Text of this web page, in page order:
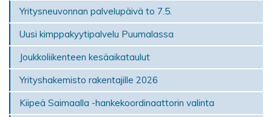
Yritysneuvonnan palvelupäivä to 7.5.
Uusi kimppakyytipalvelu Puumalassa
Joukkoliikenteen kesäaikataulut
Yrityshakemisto rakentajille 2026
Kiipeä Saimaalla -hankekoordinaattorin valinta